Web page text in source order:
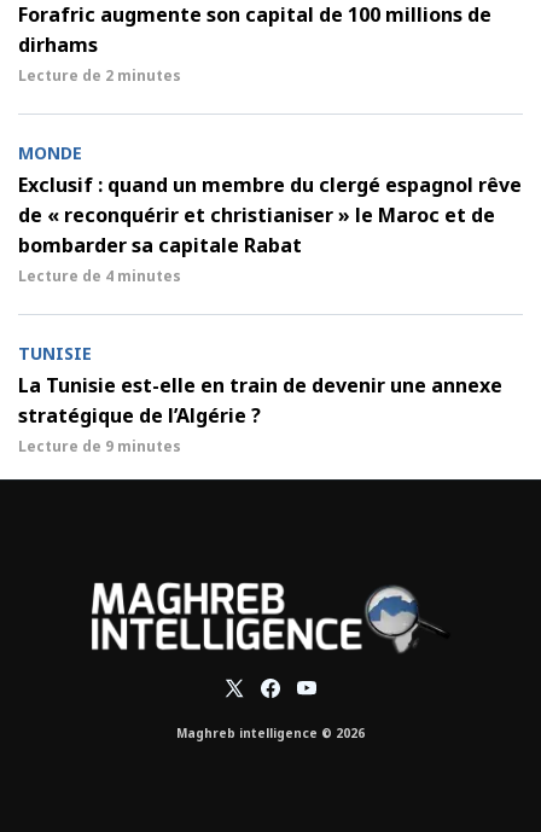
Forafric augmente son capital de 100 millions de
dirhams
Lecture de 2 minutes
MONDE
Exclusif : quand un membre du clergé espagnol rêve
de « reconquérir et christianiser » le Maroc et de
bombarder sa capitale Rabat
Lecture de 4 minutes
TUNISIE
La Tunisie est-elle en train de devenir une annexe
stratégique de l’Algérie ?
Lecture de 9 minutes
Maghreb intelligence © 2026